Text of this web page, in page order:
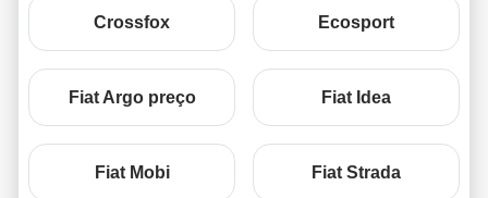
Crossfox Ecosport
Fiat Argo preço Fiat Idea
Fiat Mobi Fiat Strada